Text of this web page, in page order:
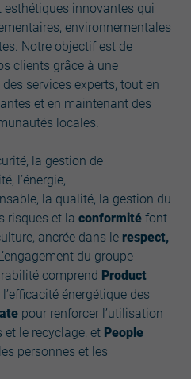
innovantes qui
environnementales
Notre objectif est de
clients grâce à une
services experts, tout en
et en maintenant des
locales.
la gestion de
l’énergie,
la qualité, la gestion du
risques et la conformité font
ancrée dans le respect,
du groupe
comprend Product
énergétique des
pour renforcer l’utilisation
et le recyclage, et People
personnes et les